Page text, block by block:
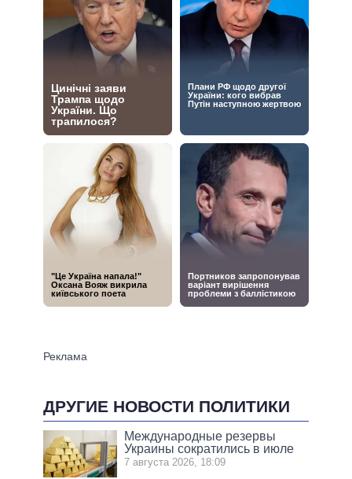
ДРУГИЕ НОВОСТИ ПОЛИТИКИ
Международные резервы
Украины сократились в июле
7 августа 2026, 18:09